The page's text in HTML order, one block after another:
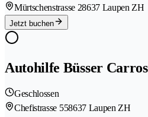
Mürtschenstrasse 28637 Laupen ZH
Jetzt buchen
Autohilfe Büsser
Geschlossen
Chefistrasse 558637 Laupen ZH